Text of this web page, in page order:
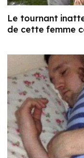
Le tournant
de cette femme